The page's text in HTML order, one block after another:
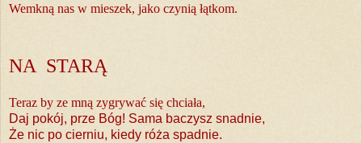
Wemkną nas w mieszek, jako czynią łątkom.
NA STARĄ
Teraz by ze mną zygrywać się chciała,
Daj pokój, prze Bóg! Sama baczysz snadnie,
Że nic po cierniu, kiedy róża spadnie.